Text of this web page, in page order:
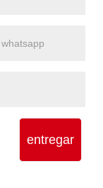
entregar